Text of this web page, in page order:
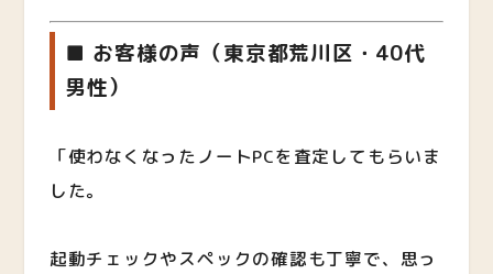
■ お客様の声（東京都荒川区・40代
男性）
「使わなくなったノートPCを査定してもらいま
した。
起動チェックやスペックの確認も丁寧で、思っ